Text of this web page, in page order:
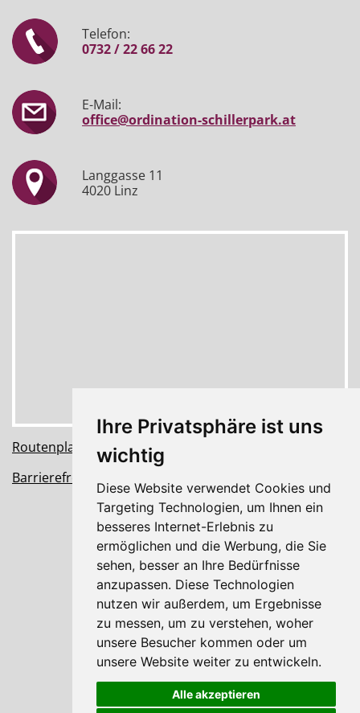
Ihre Privatsphäre ist uns
wichtig
Diese Website verwendet Cookies und
Targeting Technologien, um Ihnen ein
besseres Internet-Erlebnis zu
ermöglichen und die Werbung, die Sie
sehen, besser an Ihre Bedürfnisse
anzupassen. Diese Technologien
nutzen wir außerdem, um Ergebnisse
zu messen, um zu verstehen, woher
unsere Besucher kommen oder um
unsere Website weiter zu entwickeln.
Alle akzeptieren
Telefon:
0732 / 22 66 22
E-Mail:
office@ordination-schillerpark.at
Langgasse 11
4020 Linz
Routenplaner
Barrierefreiheit Information
HOME
AKTUELL
PRAXIS
LEISTUNGEN
KONTAKT
IMPRESSUM